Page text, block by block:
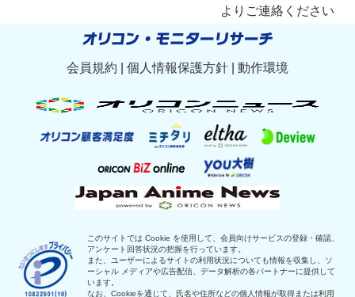
よりご連絡ください
会員規約 個人情報保護方針 動作環境
このサイトでは Cookie を使用して、会員向けサービスの登録・確認、
アンケート回答状況の把握を行っています。
また、ユーザーによるサイトの利用状況についても情報を収集し、ソ
ーシャル メディアや広告配信、データ解析の各パートナーに提供して
います。
なお、Cookieを通じて、氏名や住所などの個人情報が取得または利用